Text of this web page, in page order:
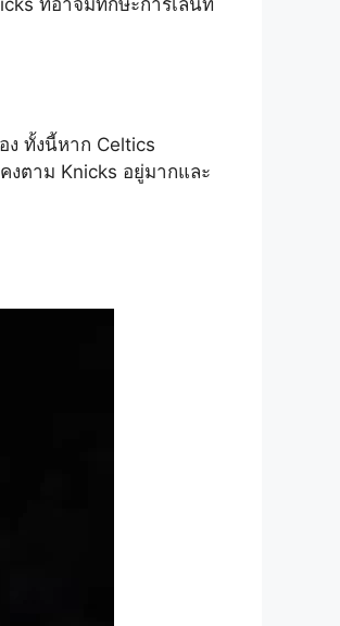
ง ทั้งนี้หาก Celtics
งตาม Knicks อยู่มากและ